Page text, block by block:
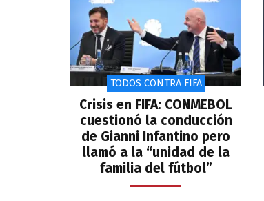
TODOS CONTRA FIFA
Crisis en FIFA: CONMEBOL
cuestionó la conducción
de Gianni Infantino pero
llamó a la “unidad de la
familia del fútbol”